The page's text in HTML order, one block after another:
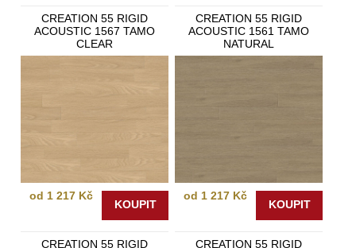
CREATION 55 RIGID
ACOUSTIC 1567 TAMO
CLEAR
od 1 217 Kč
KOUPIT
CREATION 55 RIGID
ACOUSTIC 1561 TAMO
NATURAL
od 1 217 Kč
KOUPIT
CREATION 55 RIGID
CREATION 55 RIGID